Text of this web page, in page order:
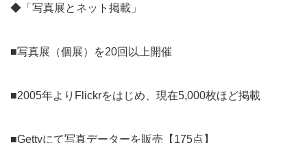
◆「写真展とネット掲載」
■写真展（個展）を20回以上開催
■2005年よりFlickrをはじめ、現在5,000枚ほど掲載
■Gettyにて写真データーを販売【175点】